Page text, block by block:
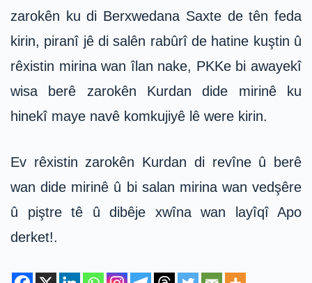
zarokên ku di Berxwedana Saxte de tên feda
kirin, piranî jê di salên rabûrî de hatine kuştin û
rêxistin mirina wan îlan nake, PKKe bi awayekî
wisa berê zarokên Kurdan dide mirinê ku
hinekî maye navê komkujiyê lê were kirin.
Ev rêxistin zarokên Kurdan di revîne û berê
wan dide mirinê û bi salan mirina wan vedşêre
û piştre tê û dibêje xwîna wan layîqî Apo
derket!.